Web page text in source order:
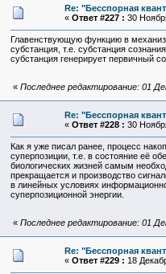
Re: "Бесспорная
« Ответ #227 : 30
Главенствующую функцию в
субстанция, т.е. субстанция
субстанция генерирует первичный
« Последнее редактирование: 01
Re: "Бесспорная
« Ответ #228 : 30
Как я уже писал ранее, процесс
суперпозиции, т.е. в состояние её
биологических жизней самым
прекращается и производство
в линейных условиях
суперпозиционной энергии.
« Последнее редактирование: 01
Re: "Бесспорная
« Ответ #229 : 18